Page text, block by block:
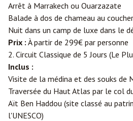
Arrêt à Marrakech ou Ouarzazate
Balade à dos de chameau au
Nuit dans un camp de luxe dans le
Prix : À partir de 299€ par personne
2. Circuit Classique de 5 Jours (Le
Inclus :
Visite de la médina et des souks de
Traversée du Haut Atlas par le col
Aït Ben Haddou (site classé au
l'UNESCO)